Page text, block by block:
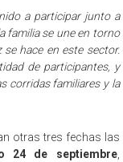
a participar junto a
familia se une en torno
hace en este sector.
de participantes, y
corridas familiares y la
otras tres fechas las
24 de septiembre,